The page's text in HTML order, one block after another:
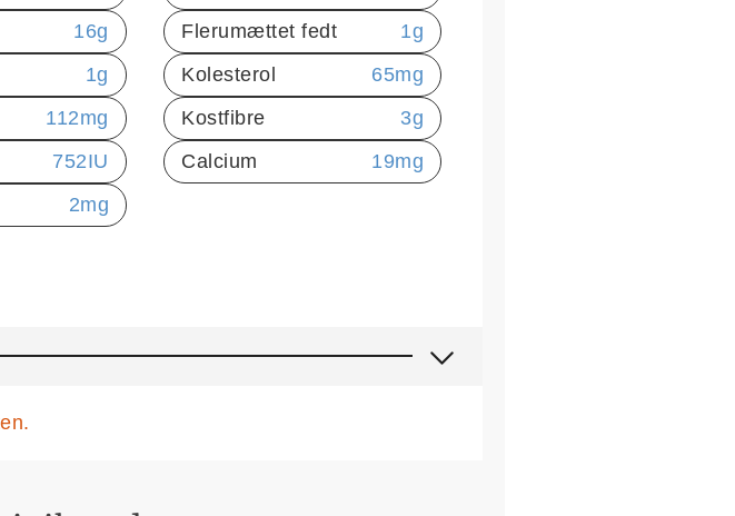
16g Flerumættet fedt 1g
1g Kolesterol 65mg
112mg Kostfibre 3g
752IU Calcium 19mg
2mg